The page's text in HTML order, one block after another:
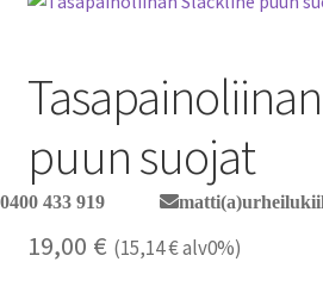
0400 433 919
Yhteystiedot
puun suojat
19,00 € (15,14€alv0%)